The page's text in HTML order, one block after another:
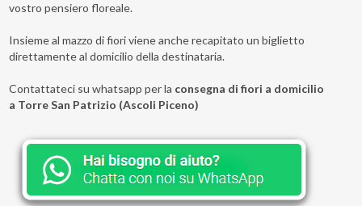
vostro pensiero floreale.
Insieme al mazzo di fiori viene anche recapitato un biglietto
direttamente al domicilio della destinataria.
Contattateci su whatsapp per la consegna di fiori a domicilio
a Torre San Patrizio (Ascoli Piceno)